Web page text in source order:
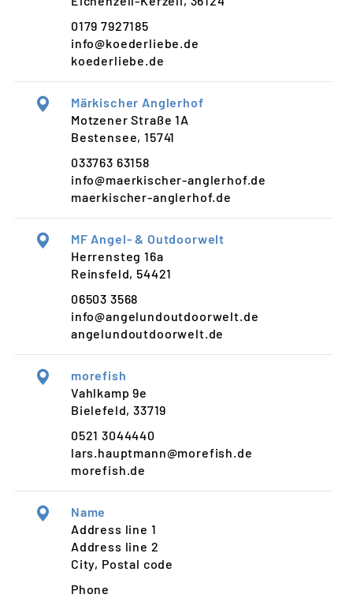
0179 7927185
info@koederliebe.de
koederliebe.de
Märkischer Anglerhof
Motzener Straße 1A
Bestensee, 15741
033763 63158
info@maerkischer-anglerhof.de
maerkischer-anglerhof.de
MF Angel- & Outdoorwelt
Herrensteg 16a
Reinsfeld, 54421
06503 3568
info@angelundoutdoorwelt.de
angelundoutdoorwelt.de
morefish
Vahlkamp 9e
Bielefeld, 33719
0521 3044440
lars.hauptmann@morefish.de
morefish.de
Name
Address line 1
Address line 2
City, Postal code
Phone